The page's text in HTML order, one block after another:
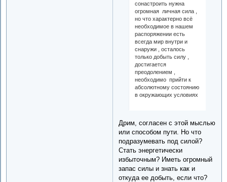
сонастроить нужна
огромная личная сила ,
но что характерно всё
необходимое в нашем
распоряжении есть
всегда мир внутри и
снаружи , осталось
только добыть силу ,
достигается
преодолением ,
необходимо прийти к
абсолютному состоянию
в окружающих условиях
Дрим, согласен с этой мыслью
или способом пути. Но что
подразумевать под силой?
Стать энергетически
избыточным? Иметь огромный
запас силы и знать как и
откуда ее добыть, если что?